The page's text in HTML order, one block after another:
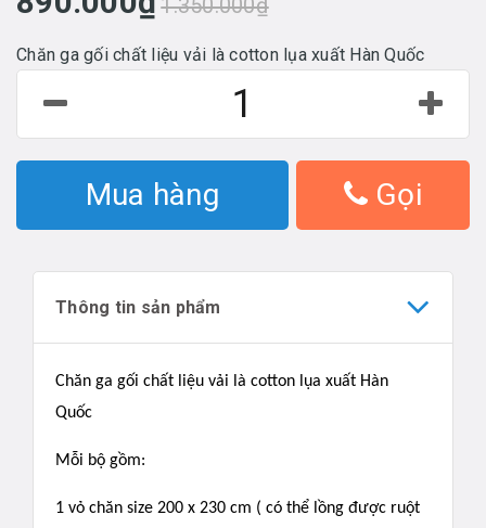
1.350.000₫
Chăn ga gối chất liệu vải là cotton lụa xuất Hàn Quốc
Mua hàng Gọi
Thông tin sản phẩm
Chăn ga gối chất liệu vải là cotton lụa xuất Hàn
Quốc
Mỗi bộ gồm:
1 vỏ chăn size 200 x 230 cm ( có thể lồng được ruột